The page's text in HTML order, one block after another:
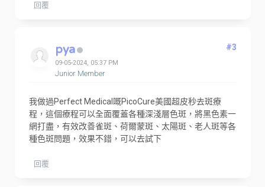
回覆
pya
09-05-2024, 05:37 PM
Junior Member
#3
我做過Perfect Medical嘅PicoCure美國超皮秒去斑療
程，這個療程可以全面覆蓋各種深淺層色斑，將黑色素一
網打盡，有效改善雀斑、荷爾蒙斑、太陽斑、老人斑等各
種色斑問題，效果不錯，可以去試下
回覆